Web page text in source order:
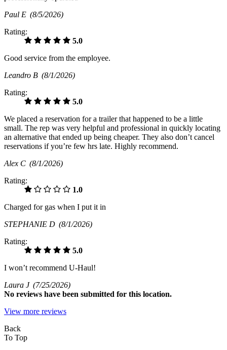
Paul E (8/5/2026)
Rating:
5.0
Good service from the employee.
Leandro B (8/1/2026)
Rating:
5.0
We placed a reservation for a trailer that happened to be a little
small. The rep was very helpful and professional in quickly locating
an alternative that ended up being cheaper. They also don’t cancel
reservations if you’re few hrs late. Highly recommend.
Alex C (8/1/2026)
Rating:
1.0
Charged for gas when I put it in
STEPHANIE D (8/1/2026)
Rating:
5.0
I won’t recommend U-Haul!
Laura J (7/25/2026)
No reviews have been submitted for this location.
View more reviews
Back
To Top